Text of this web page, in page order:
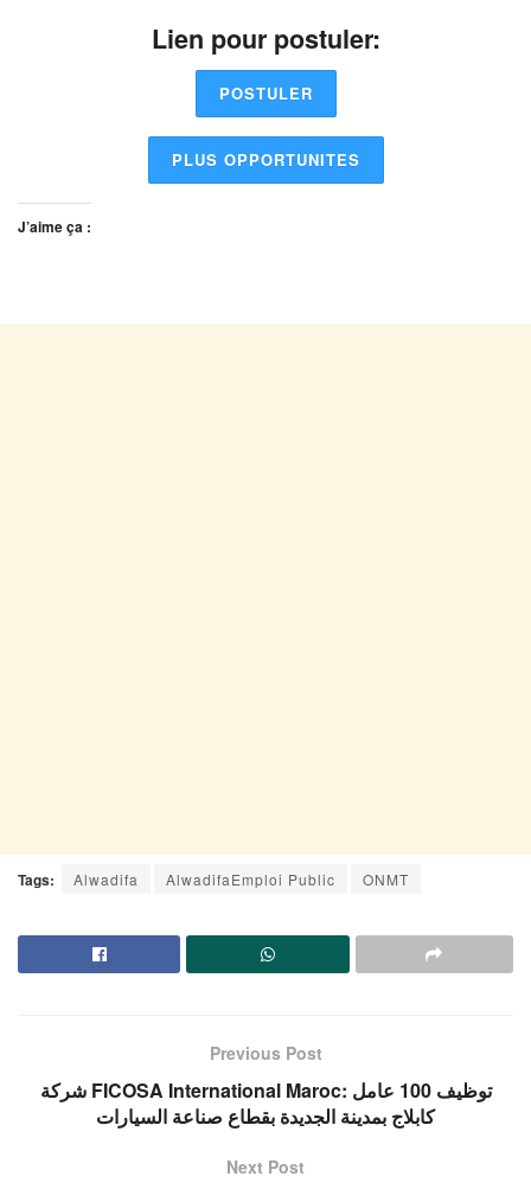
Lien pour postuler:
POSTULER
PLUS OPPORTUNITES
J’aime ça :
Tags: Alwadifa AlwadifaEmploi Public ONMT
Previous Post
شركة FICOSA International Maroc: توظيف 100 عامل
كابلاج بمدينة الجديدة بقطاع صناعة السيارات
Next Post